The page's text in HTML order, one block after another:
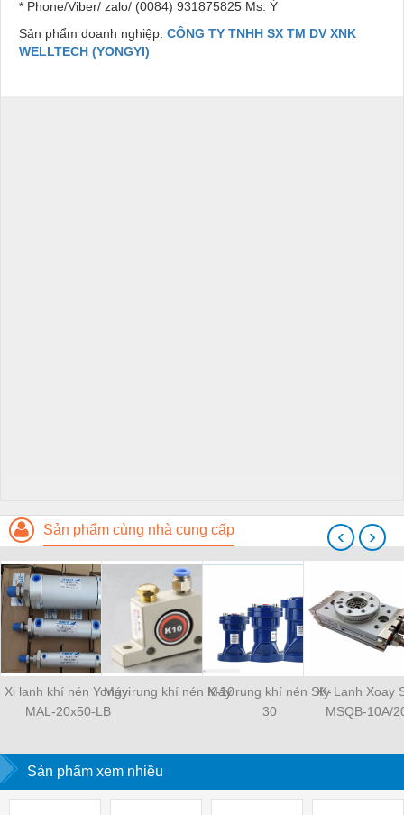
* Phone/Viber/ zalo/ (0084) 931875825 Ms. Ý
Sản phẩm doanh nghiệp: CÔNG TY TNHH SX TM DV XNK
WELLTECH (YONGYI)
Sản phẩm cùng nhà cung cấp
Xi lanh khí nén Yongyi
MAL-20x50-LB
Máy rung khí nén K-10Máy rung khí nén SK-
30
Xy Lanh Xoay
MSQB-10A/
‹ ›
Sản phẩm xem nhiều